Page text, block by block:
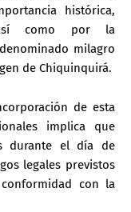
histórica,
como por la
milagro
de Chiquinquirá.
de esta
implica que
durante el día de
legales previstos
con la